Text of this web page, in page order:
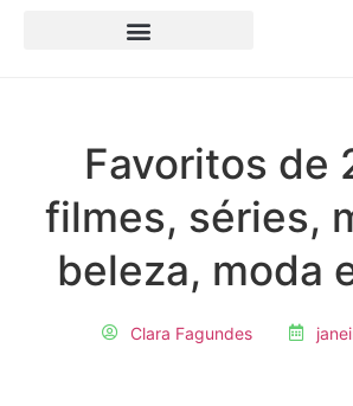
Favoritos de
filmes, séries,
beleza, moda
Clara Fagundes